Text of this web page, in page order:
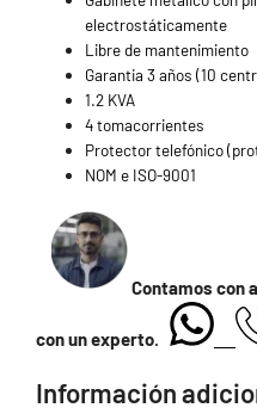
electrostáticamente
Libre de mantenimiento
Garantia 3 años (10
1.2 KVA
4 tomacorrientes
Protector telefónico
NOM e ISO-9001
Contamos con
con un experto.
Información